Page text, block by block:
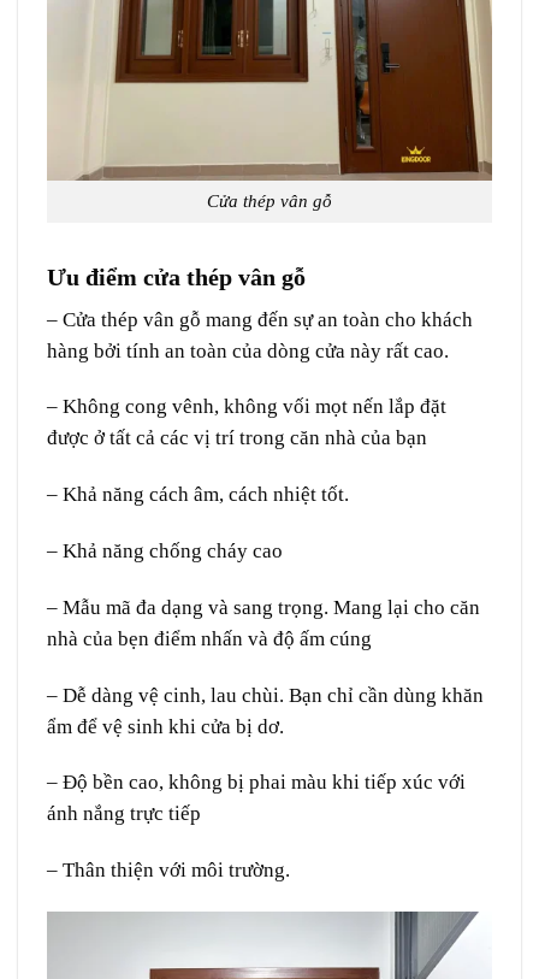
Cửa thép vân gỗ
Ưu điểm cửa thép vân gỗ
– Cửa thép vân gỗ mang đến sự an toàn cho khách
hàng bởi tính an toàn của dòng cửa này rất cao.
– Không cong vênh, không vối mọt nến lắp đặt
được ở tất cả các vị trí trong căn nhà của bạn
– Khả năng cách âm, cách nhiệt tốt.
– Khả năng chống cháy cao
– Mẫu mã đa dạng và sang trọng. Mang lại cho căn
nhà của bẹn điểm nhấn và độ ấm cúng
– Dễ dàng vệ cinh, lau chùi. Bạn chỉ cần dùng khăn
ẩm để vệ sinh khi cửa bị dơ.
– Độ bền cao, không bị phai màu khi tiếp xúc với
ánh nắng trực tiếp
– Thân thiện với môi trường.